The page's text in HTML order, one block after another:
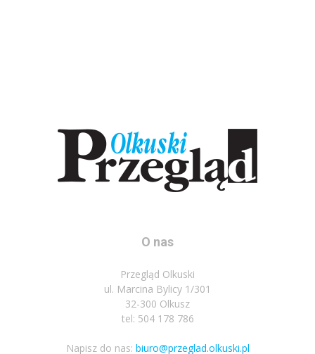
O nas
Przegląd Olkuski
ul. Marcina Bylicy 1/301
32-300 Olkusz
tel: 504 178 786
Napisz do nas: biuro@przeglad.olkuski.pl